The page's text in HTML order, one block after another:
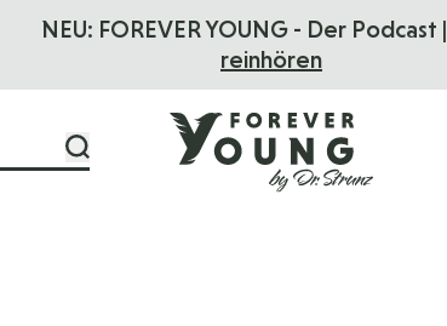
NEU: FOREVER YOUNG - Der Podcast |
reinhören